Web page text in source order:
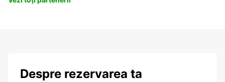
Despre rezervarea ta